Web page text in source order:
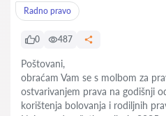
Radno pravo
0 487
Poštovani,
obraćam Vam se s molbom za
ostvarivanjem prava na godišnji
korištenja bolovanja i rodiljnih